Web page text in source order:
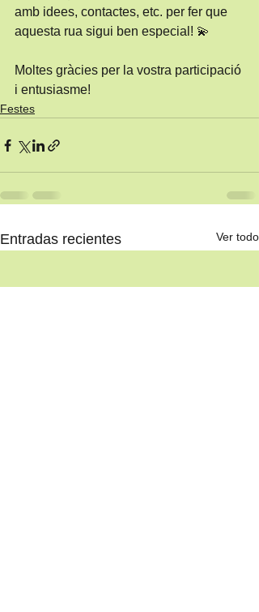
amb idees, contactes, etc. per fer que
aquesta rua sigui ben especial! 💫
Moltes gràcies per la vostra participació
i entusiasme!
Festes
Entradas recientes Ver todo